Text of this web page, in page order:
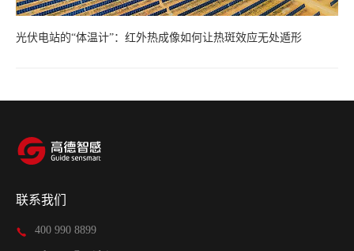
光伏电站的“体温计”：红外热成像如何让热斑效应无处遁形
联系我们
400 990 8899